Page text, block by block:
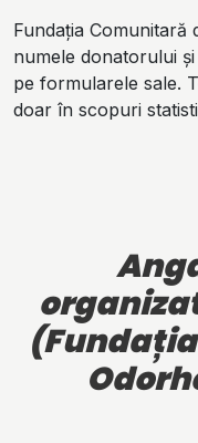
Fundația Comunitară
numele donatorului
pe formularele sale.
doar în scopuri
(